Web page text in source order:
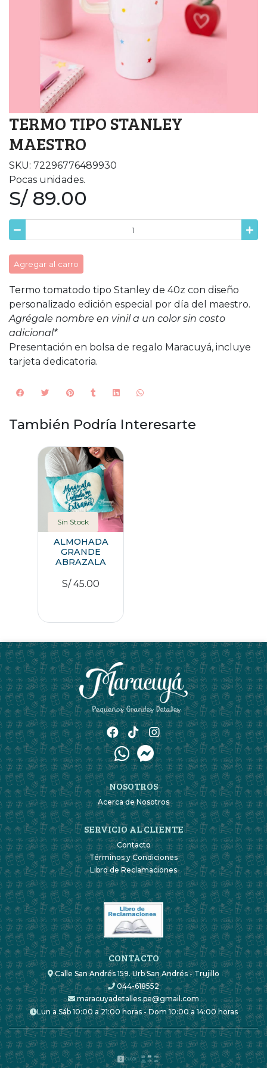
TERMO TIPO STANLEY
MAESTRO
SKU: 72296776489930
Pocas unidades.
S/ 89.00
Agregar al carro
Termo tomatodo tipo Stanley de 40z con diseño
personalizado edición especial por día del maestro.
Agrégale nombre en vinil a un color sin costo
adicional*
Presentación en bolsa de regalo Maracuyá, incluye
tarjeta dedicatoria.
También Podría Interesarte
Sin Stock
ALMOHADA
GRANDE
ABRAZALA
S/ 45.00
NOSOTROS
Acerca de Nosotros
SERVICIO AL CLIENTE
Contacto
Términos y Condiciones
Libro de Reclamaciones
CONTACTO
Calle San Andrés 159. Urb San Andrés - Trujillo
044-618552
maracuyadetalles.pe@gmail.com
Lun a Sáb 10:00 a 21:00 horas - Dom 10:00 a 14:00 horas